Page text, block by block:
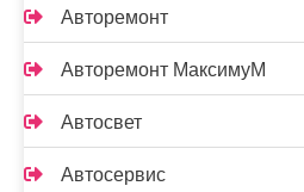
Авторемонт
Авторемонт МаксимуМ
Автосвет
Автосервис